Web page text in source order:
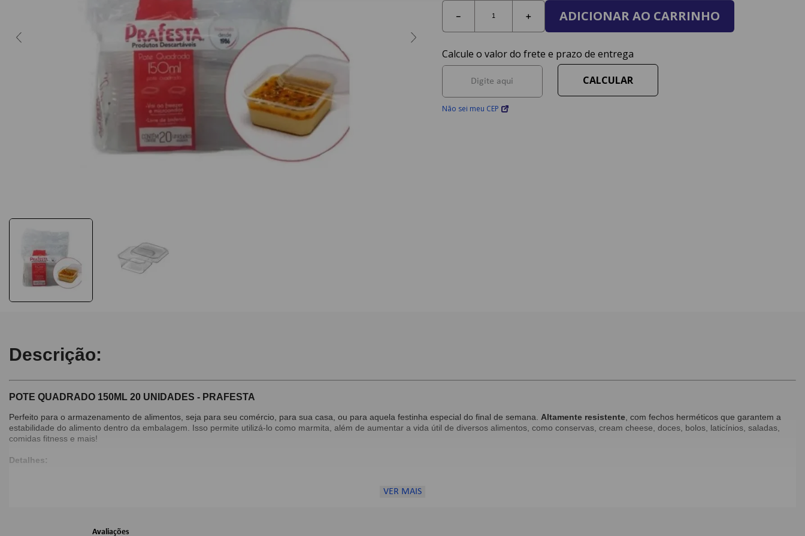
＋
－ ADICIONAR AO CARRINHO
Não sei meu CEP
Descrição:
POTE QUADRADO 150ML 20 UNIDADES - PRAFESTA
Perfeito para o armazenamento de alimentos, seja para seu comércio, para sua casa, ou para aquela festinha especial do final de semana. Altamente resistente , com fechos herméticos que garantem a
estabilidade do alimento dentro da embalagem. Isso permite utilizá-lo como marmita, além de aumentar a vida útil de diversos alimentos, como conservas, cream cheese, doces, bolos, laticínios, saladas,
comidas fitness e mais!
Detalhes:
VER MAIS
Avaliações